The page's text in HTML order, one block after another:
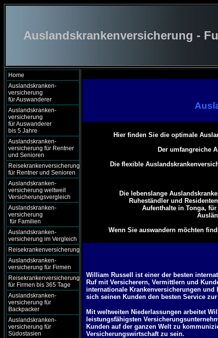
Auslandskrankenversicherung -
Home
Auslandskranken-
versicherung
für Auswanderer
Auslandskranken-
versicherung
für Auswanderer
bis 5 Jahre
Auslandskranken-
versicherung für Rentner
und Senioren
Reisekrankenversicherung
für Rentner und Senioren
Auslandskranken-
versicherung weltweit
Versicherungsvergleich
Auslandskranken-
versicherung
für Familien
Auslandskranken-
versicherung im Vergleich
Reisekrankenversicherung
Auslandskranken-
versicherung für Firmen
Reisekrankenversicherung
für Firmen bis 365 Tage
Auslandskranken-
versicherung für
Backpacker
Auslandskranken-
versicherung für
Südostasien
Hier finden Sie die optimale
Der umfangreiche
Die flexible
Die lebenslange
Ruheständler und
Aufenthalte in Tonga,
Wenn Sie auswandern möchten
William Russell ist einer der besten
Ruf mit Versicherern, Vermittlern und
internationale Krankenversicherungen
sich seinen Kunden den besten Service
Mit weltweiten Niederlassungen arbeitet
leistungsfähigsten
Kunden auf der ganzen Welt zu
Versicherungswirtschaft zu sein.